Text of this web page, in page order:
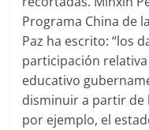
Programa China de
Paz ha escrito: “los
participación
educativo
disminuir a partir de
por ejemplo, el